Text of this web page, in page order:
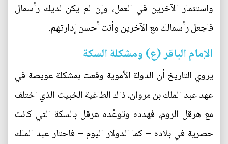
واستثمار الآخرين في العمل، وإن لم يكن لديك رأسمال
فاجعل رأسمالك مع الآخرين وأنت أحسن إدارتهم.
الإمام الباقر (ع) ومشكلة السكة
يروي التاريخ أن الدولة الأموية وقعت بمشكلة عويصة في
عهد عبد الملك بن مروان، ذاك الطاغية الخبيث الذي اختلف
مع هرقل الروم، فهدده وتوعَّده هرقل بالسكة التي كانت
حصرية في بلاده – كما الدولار اليوم – فاحتار عبد الملك